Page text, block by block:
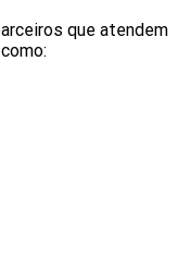
que atendem